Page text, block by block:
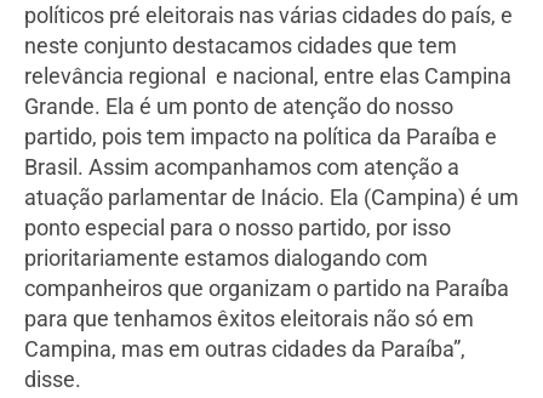
políticos pré eleitorais nas várias cidades do país, e
neste conjunto destacamos cidades que tem
relevância regional e nacional, entre elas Campina
Grande. Ela é um ponto de atenção do nosso
partido, pois tem impacto na política da Paraíba e
Brasil. Assim acompanhamos com atenção a
atuação parlamentar de Inácio. Ela (Campina) é um
ponto especial para o nosso partido, por isso
prioritariamente estamos dialogando com
companheiros que organizam o partido na Paraíba
para que tenhamos êxitos eleitorais não só em
Campina, mas em outras cidades da Paraíba”,
disse.